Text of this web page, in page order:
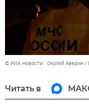
© РИА Новости . Сергей Аверин
Читать в